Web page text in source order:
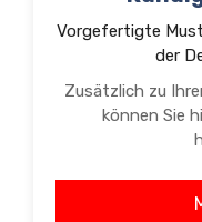
Vorgefertigte
der
Zusätzlich zu
können Sie